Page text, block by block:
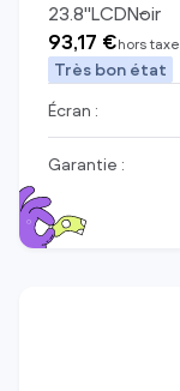
23.8"LCDNoir
93,17 €hors taxe
Très bon état
Écran :
Garantie :